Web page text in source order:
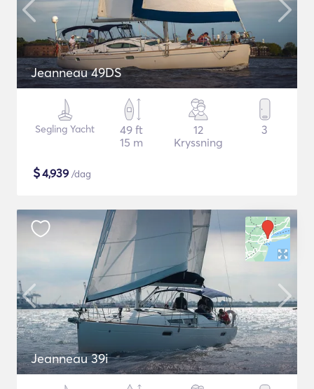
Jeanneau 49DS
Segling Yacht
49 ft
15 m
12
Kryssning
3
$4,939 /dag
Jeanneau 39i